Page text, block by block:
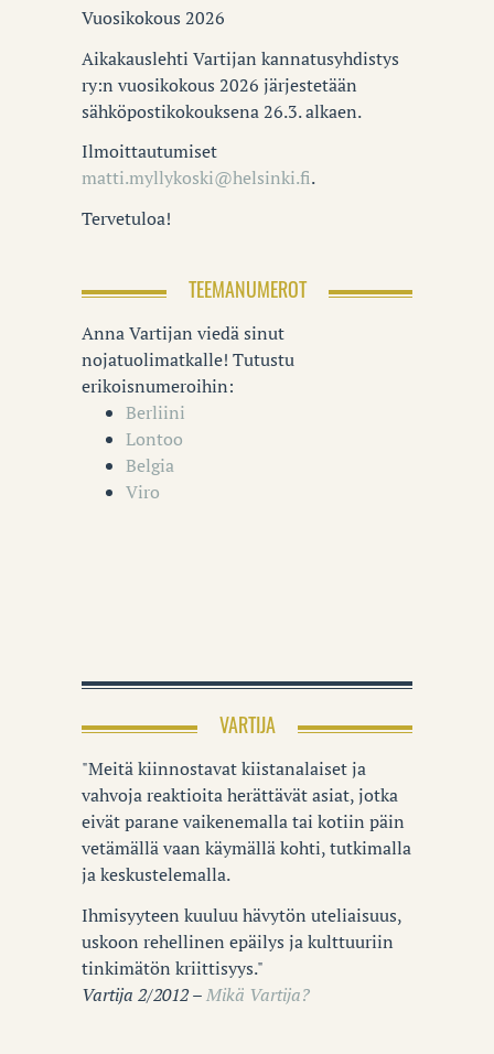
Vuosikokous 2026
Aikakauslehti Vartijan kannatusyhdistys
ry:n vuosikokous 2026 järjestetään
sähköpostikokouksena 26.3. alkaen.
Ilmoittautumiset
matti.myllykoski@helsinki.fi.
Tervetuloa!
TEEMANUMEROT
Anna Vartijan viedä sinut
nojatuolimatkalle! Tutustu
erikoisnumeroihin:
Berliini
Lontoo
Belgia
Viro
VARTIJA
"Meitä kiinnostavat kiistanalaiset ja
vahvoja reaktioita herättävät asiat, jotka
eivät parane vaikenemalla tai kotiin päin
vetämällä vaan käymällä kohti, tutkimalla
ja keskustelemalla.
Ihmisyyteen kuuluu hävytön uteliaisuus,
uskoon rehellinen epäilys ja kulttuuriin
tinkimätön kriittisyys."
Vartija 2/2012 –Mikä Vartija?